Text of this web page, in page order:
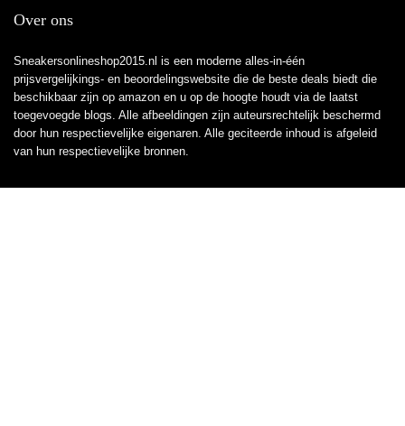
Over ons
Sneakersonlineshop2015.nl is een moderne alles-in-één
prijsvergelijkings- en beoordelingswebsite die de beste deals biedt die
beschikbaar zijn op amazon en u op de hoogte houdt via de laatst
toegevoegde blogs. Alle afbeeldingen zijn auteursrechtelijk beschermd
door hun respectievelijke eigenaren. Alle geciteerde inhoud is afgeleid
van hun respectievelijke bronnen.